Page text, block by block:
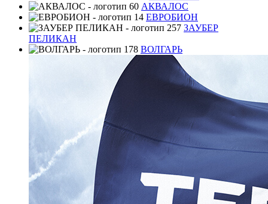
АКВАЛОС
ЕВРОБИОН
ЗАУБЕР
ПЕЛИКАН
ВОЛГАРЬ